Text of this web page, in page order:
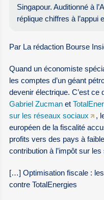
Singapour. Auditionné à
réplique chiffres à l’appui
Par La rédaction Bourse
Quand un économiste
les comptes d’un géant
devenir électrique. C’est ce
Gabriel Zucman et
sur les réseaux sociaux
,
européen de la fiscalité
profits vers des pays à
contribution à l’impôt sur
[…] Optimisation fiscale :
contre TotalEnergies